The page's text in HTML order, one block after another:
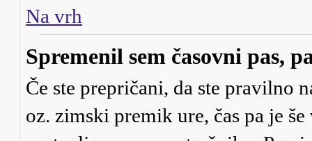
Na vrh
Spremenil sem časovni pas,
Če ste prepričani, da ste pravilno
oz. zimski premik ure, čas pa je